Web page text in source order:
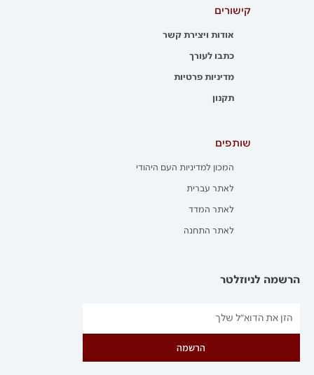
קישורים
אודות ויצירת קשר
כתבו לעורך
מדיניות פרטיות
תקנון
שותפים
המכון למדיניות העם היהודי
לאתר עברית
לאתר המדד
לאתר התחנה
הרשמה לניוזלטר
הרשמה